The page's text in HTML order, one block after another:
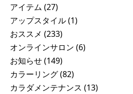
アイテム (27)
アップスタイル(1)
おススメ (233)
オンラインサロン (6)
お知らせ(149)
カラーリング(82)
カラダメンテナンス (13)